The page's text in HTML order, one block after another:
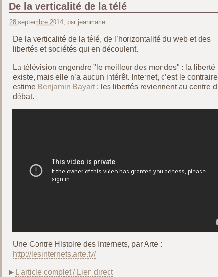
De la verticalité de la télé
28 septembre 2014, par jeanmarie
De la verticalité de la télé, de l’horizontalité du web et des
libertés et sociétés qui en découlent.
La télévision engendre "le meilleur des mondes" : la liberté
existe, mais elle n’a aucun intérêt. Internet, c’est le
estime Benjamin Bayart: les libertés reviennent au centre
débat.
Une Contre Histoire des Internets, par Arte :
http://lesinternets.arte.tv/
L'article complet / Lien direct